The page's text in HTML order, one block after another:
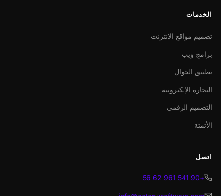
الخدمات
تصميم مواقع الانترنت
برامج ويب
تطبيق الجوال
التجارة الإلكترونية
التصميم الرقمي
الأتمتة
اتصل
+90 541 961 62 56